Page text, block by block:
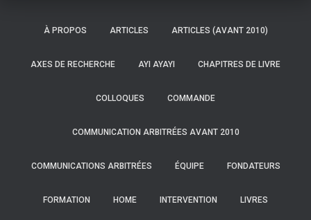
À PROPOS ARTICLES ARTICLES (AVANT 2010)
AXES DE RECHERCHE AYI AYAYI CHAPITRES DE LIVRE
COLLOQUES COMMANDE
COMMUNICATION ARBITRÉES AVANT 2010
COMMUNICATIONS ARBITRÉES ÉQUIPE FONDATEURS
FORMATION HOME INTERVENTION LIVRES